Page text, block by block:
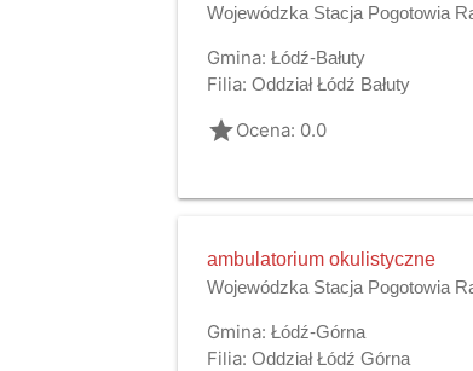
Wojewódzka Stacja Pogotowia
Gmina: Łódź-Bałuty
Filia: Oddział Łódź Bałuty
gradeOcena: 0.0
ambulatorium okulistyczne
Wojewódzka Stacja Pogotowia
Gmina: Łódź-Górna
Filia: Oddział Łódź Górna